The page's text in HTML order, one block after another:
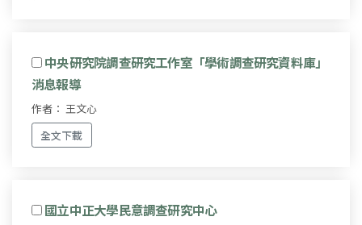
中央研究院調查研究工作室「學術調查研究資料庫」
消息報導
作者： 王文心
全文下載
國立中正大學民意調查研究中心